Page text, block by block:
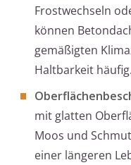
Frostwechseln
können
gemäßigten
Haltbarkeit häufig.
mit glatten
Moos und
einer längeren